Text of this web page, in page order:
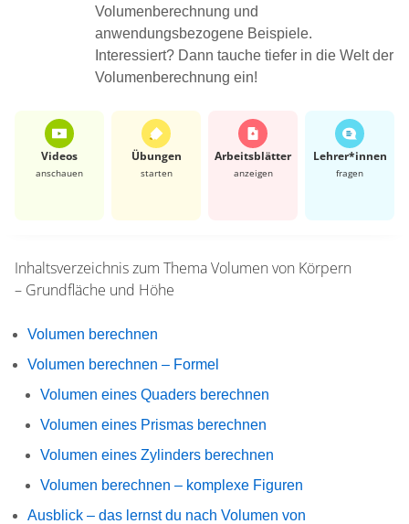
Volumenberechnung und
anwendungsbezogene Beispiele.
Interessiert? Dann tauche tiefer in die Welt der
Volumenberechnung ein!
Videos
anschauen
Übungen
starten
Arbeits­blätter
anzeigen
Lehrer*​innen
fragen
Inhaltsverzeichnis zum ThemaVolumen von Körpern
– Grundfläche und Höhe
Volumen berechnen
Volumen berechnen – Formel
Volumen eines Quaders berechnen
Volumen eines Prismas berechnen
Volumen eines Zylinders berechnen
Volumen berechnen – komplexe Figuren
Ausblick – das lernst du nach Volumen von